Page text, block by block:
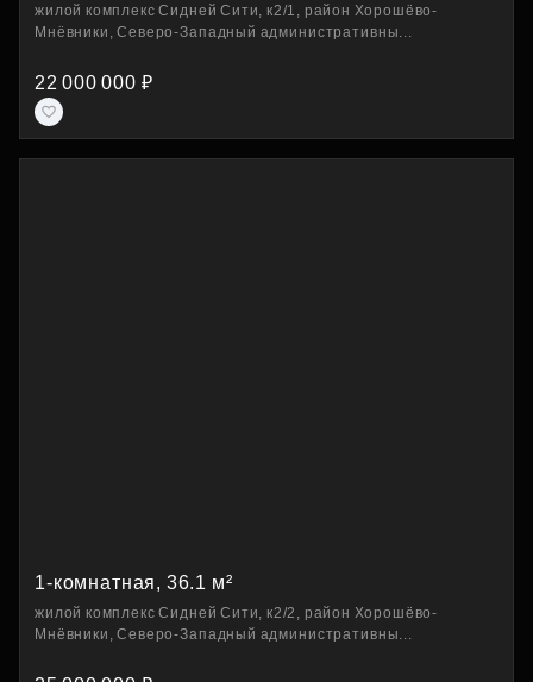
жилой комплекс Сидней Сити, к2/1, район Хорошёво-
Мнёвники, Северо-Западный административны...
22 000 000 ₽
1-комнатная, 36.1 м²
жилой комплекс Сидней Сити, к2/2, район Хорошёво-
Мнёвники, Северо-Западный административны...